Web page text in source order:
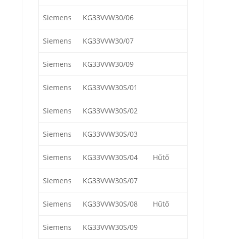
Siemens KG33VVW30/06
Siemens KG33VVW30/07
Siemens KG33VVW30/09
Siemens KG33VVW30S/01
Siemens KG33VVW30S/02
Siemens KG33VVW30S/03
Siemens KG33VVW30S/04 Hűtő
Siemens KG33VVW30S/07
Siemens KG33VVW30S/08 Hűtő
Siemens KG33VVW30S/09